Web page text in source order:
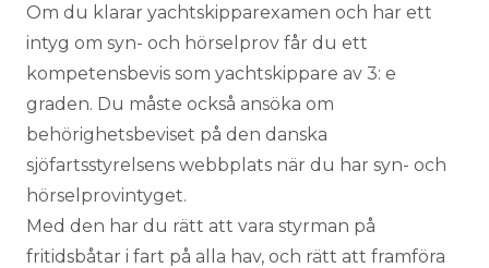
Om du klarar yachtskipparexamen och har ett
intyg om syn- och hörselprov får du ett
kompetensbevis som yachtskippare av 3: e
graden. Du måste också ansöka om
behörighetsbeviset på den danska
sjöfartsstyrelsens webbplats när du har syn- och
hörselprovintyget.
Med den har du rätt att vara styrman på
fritidsbåtar i fart på alla hav, och rätt att framföra